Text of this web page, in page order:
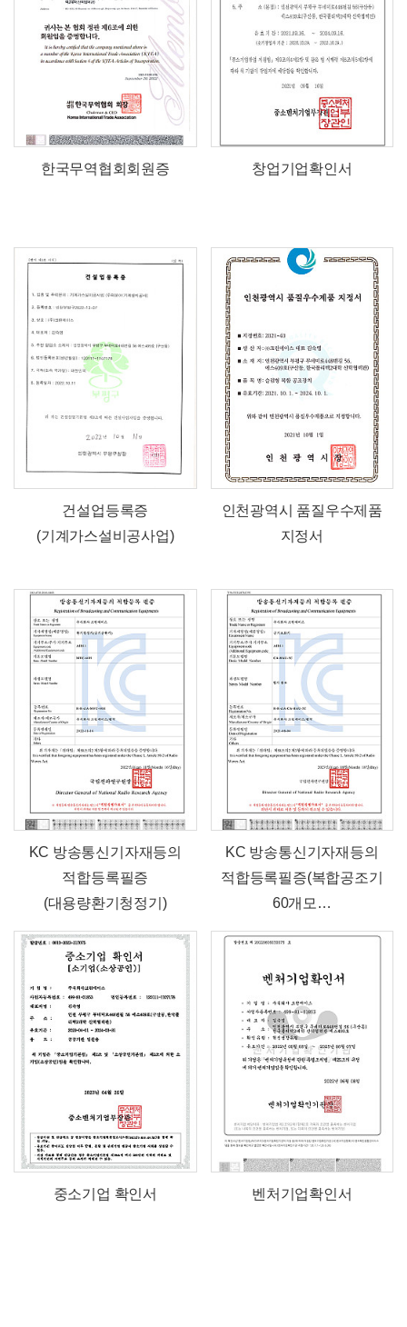
한국무역협회회원증 창업기업확인서
건설업등록증
(기계가스설비공사업)
인천광역시 품질우수제품
지정서
KC 방송통신기자재등의
적합등록필증
(대용량환기청정기)
KC 방송통신기자재등의
적합등록필증(복합공조기
60개모…
중소기업 확인서 벤처기업확인서